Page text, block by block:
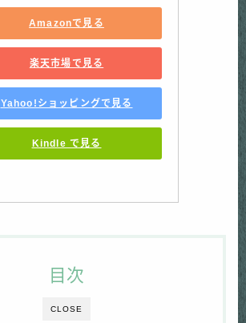
Amazonで見る
楽天市場で見る
Yahoo!ショッピングで見る
Kindle で見る
CLOSE
目次